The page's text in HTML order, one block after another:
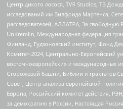
Центр дикого лосося, TVR Studios, ТВ
исследований им Вилфрида Мартенса,
расследователей, АЛЛАТРА, За свободную
UnKremlin, Международная федерация
Финланд, Гудзоновский институт, Фонд
Комитет-2024, Центрально-Европейский
восточноевропейских и международных
Сторожевой башни, Библии и трактатов
Совет, Центр анализа европейской
Европа, Российский комитет действия,
за демократию в России, Настоящая